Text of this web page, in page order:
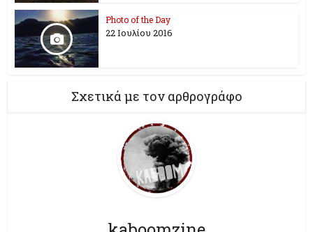
Photo of the Day
22 Ιουλίου 2016
Σχετικά με τον αρθρογράφο